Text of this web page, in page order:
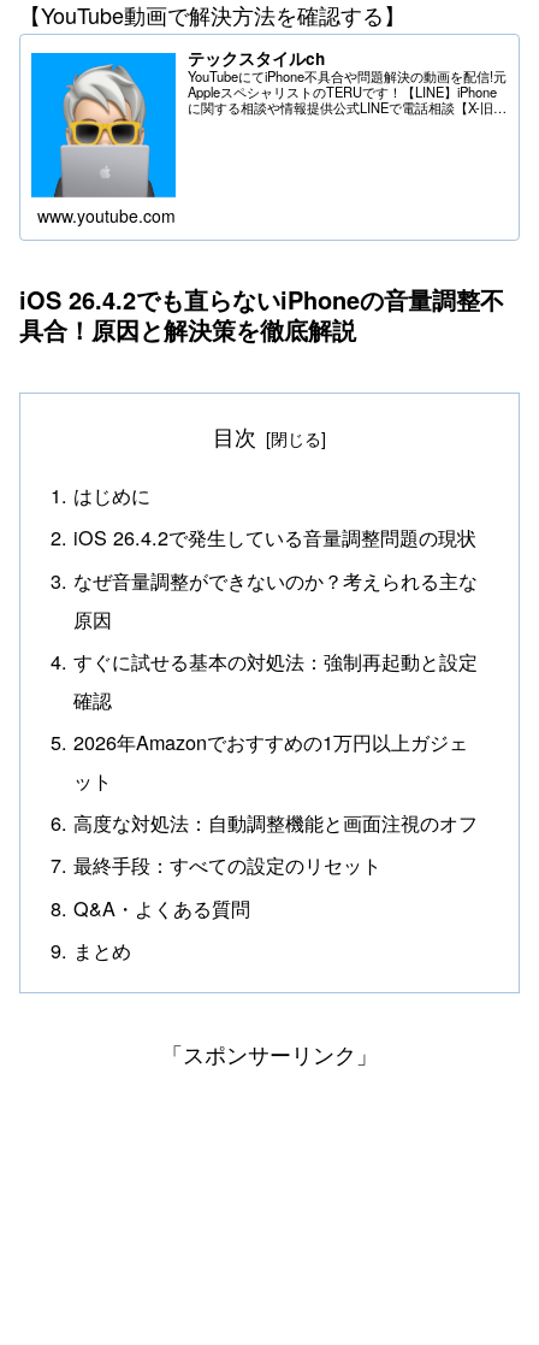
【YouTube動画で解決方法を確認する】
テックスタイルch
YouTubeにてiPhone不具合や問題解決の動画を配信!元
AppleスペシャリストのTERUです！【LINE】iPhone
に関する相談や情報提供公式LINEで電話相談【X-旧
www.youtube.com
iOS 26.4.2でも直らないiPhoneの音量調整不
具合！原因と解決策を徹底解説
目次
はじめに
iOS 26.4.2で発生している音量調整問題の現状
なぜ音量調整ができないのか？考えられる主な
原因
すぐに試せる基本の対処法：強制再起動と設定
確認
2026年Amazonでおすすめの1万円以上ガジェ
ット
高度な対処法：自動調整機能と画面注視のオフ
最終手段：すべての設定のリセット
Q&A・よくある質問
まとめ
「スポンサーリンク」